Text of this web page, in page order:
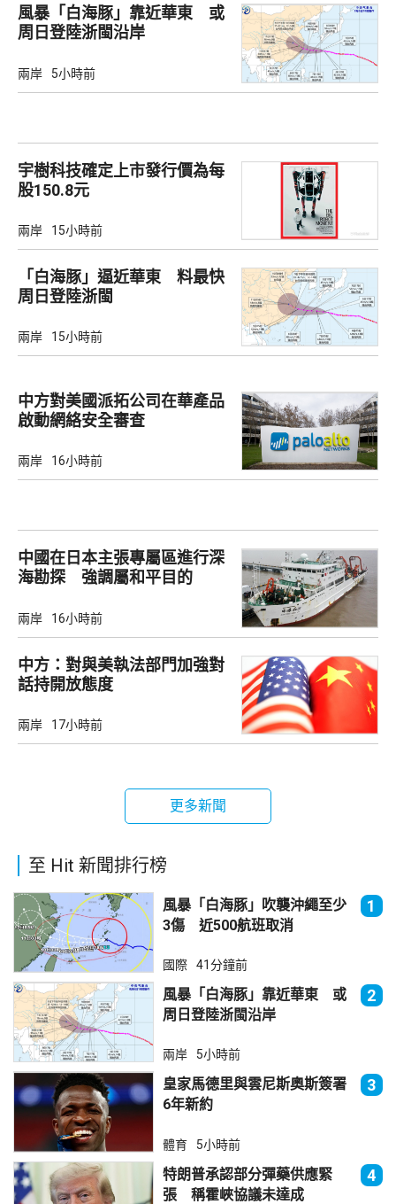
風暴「白海豚」靠近華東 或
周日登陸浙閩沿岸
兩岸 5小時前
宇樹科技確定上市發行價為每
股150.8元
兩岸 15小時前
「白海豚」逼近華東 料最快
周日登陸浙閩
兩岸 15小時前
中方對美國派拓公司在華產品
啟動網絡安全審查
兩岸 16小時前
中國在日本主張專屬區進行深
海勘探 強調屬和平目的
兩岸 16小時前
中方：對與美執法部門加強對
話持開放態度
兩岸 17小時前
更多新聞
至 Hit 新聞排行榜
風暴「白海豚」吹襲沖繩至少
3傷 近500航班取消
1
國際 41分鐘前
風暴「白海豚」靠近華東 或
周日登陸浙閩沿岸
2
兩岸 5小時前
皇家馬德里與雲尼斯奧斯簽署
6年新約
3
體育 5小時前
特朗普承認部分彈藥供應緊
張 稱霍峽協議未達成
4